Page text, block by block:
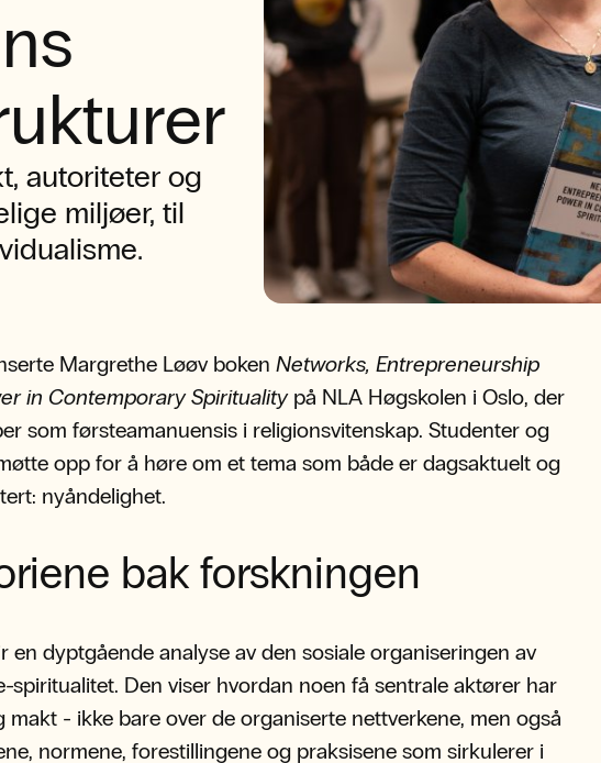
autoriteter og
miljøer, til
Margrethe Løøv boken Networks, Entrepreneurship
in Contemporary Spiritualitypå NLA Høgskolen i Oslo, der
som førsteamanuensis i religionsvitenskap. Studenter og
opp for å høre om et tema som både er dagsaktuelt og
nyåndelighet.
bak forskningen
en dyptgående analyse av den sosiale organiseringen av
spiritualitet. Den viser hvordan noen få sentrale aktører har
makt - ikke bare over de organiserte nettverkene, men også
normene, forestillingene og praksisene som sirkulerer i